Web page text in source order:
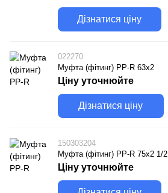
Дізнатися ціну
022270
Муфта (фітинг) PP-R 63х2
Ціну уточнюйте
Дізнатися ціну
150303204
Муфта (фітинг) PP-R 75х2 1/2
Ціну уточнюйте